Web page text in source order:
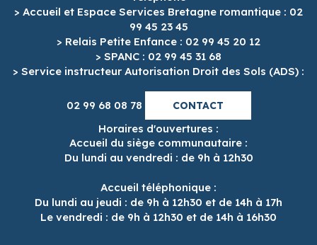
> Accueil et Espace Services Bretagne romantique : 02
99 45 23 45
> Relais Petite Enfance : 02 99 45 20 12
> SPANC : 02 99 45 31 68
> Service instructeur Autorisation Droit des Sols (ADS) :
02 99 68 08 78 CONTACT
Horaires d'ouvertures :
Accueil du siège communautaire :
Du lundi au vendredi : de 9h à 12h30
Accueil téléphonique :
Du lundi au jeudi : de 9h à 12h30 et de 14h à 17h
Le vendredi : de 9h à 12h30 et de 14h à 16h30